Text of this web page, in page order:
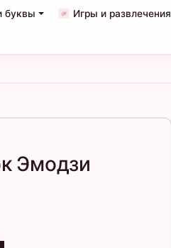
буквы Игры и развлечения
Эмодзи